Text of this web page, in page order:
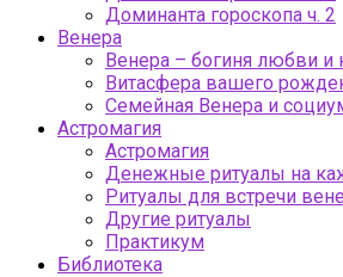
Доминанта гороскопа ч. 2
Венера
Венера – богиня любви и
Витасфера вашего
Семейная Венера и
Астромагия
Астромагия
Денежные ритуалы на
Ритуалы для встречи
Другие ритуалы
Практикум
Библиотека